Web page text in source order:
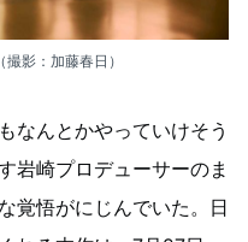
影：加藤春日）
なんとかやっていけそう
岩崎プロデューサーのま
覚悟がにじんでいた。日